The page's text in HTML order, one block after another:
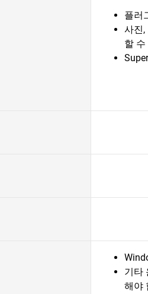
플러
사진,
할
기타
해야